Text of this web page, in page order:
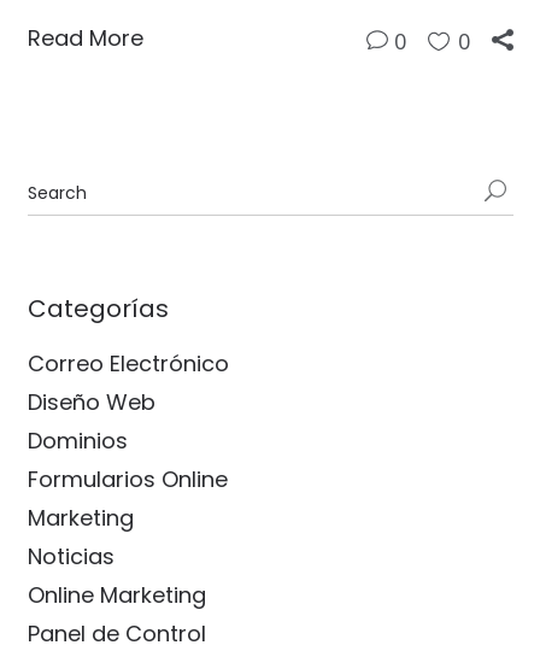
Read More 0 0
Categorías
Correo Electrónico
Diseño Web
Dominios
Formularios Online
Marketing
Noticias
Online Marketing
Panel de Control